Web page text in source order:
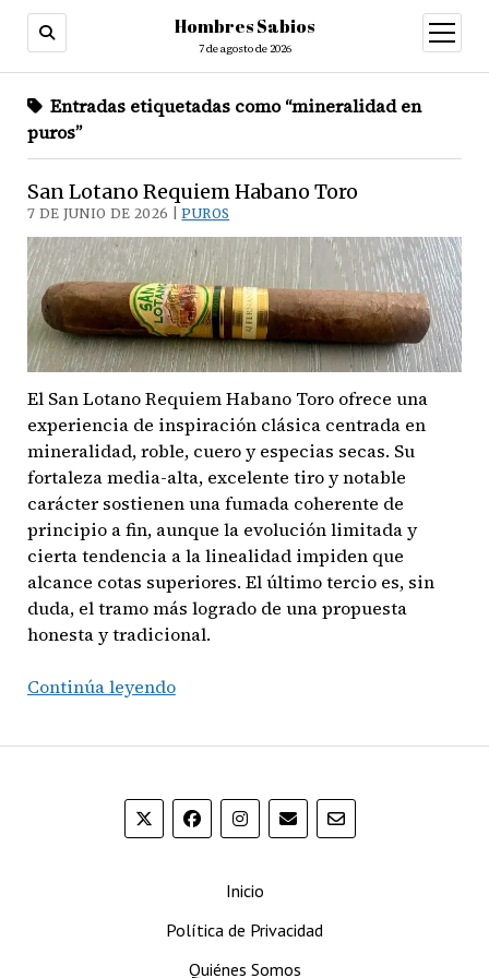
Hombres Sabios
7 de agosto de 2026
abrir
menú
Entradas etiquetadas como “mineralidad en
puros”
San Lotano Requiem Habano Toro
7 DE JUNIO DE 2026 |PUROS
El San Lotano Requiem Habano Toro ofrece una
experiencia de inspiración clásica centrada en
mineralidad, roble, cuero y especias secas. Su
fortaleza media-alta, excelente tiro y notable
carácter sostienen una fumada coherente de
principio a fin, aunque la evolución limitada y
cierta tendencia a la linealidad impiden que
alcance cotas superiores. El último tercio es, sin
duda, el tramo más logrado de una propuesta
honesta y tradicional.
Continúa leyendoSan
Inicio
Política de Privacidad
Quiénes Somos